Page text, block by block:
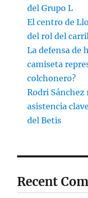
del Grupo L
El centro de
del rol del
La defensa de
camiseta
colchonero?
Rodri
asistencia
del Betis
Recent